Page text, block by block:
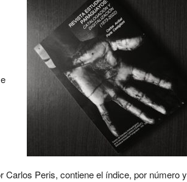
Carlos Peris, contiene el índice, por número y